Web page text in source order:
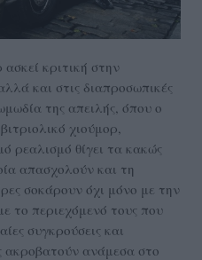
κριτική στην
και στις διαπροσωπικές
της απειλής, όπου ο
χιούμορ,
ρεαλισμό θίγει τα κακώς
απασχολούν και τη
σοκάρουν όχι μόνο με την
το περιεχόμενό τους που
συγκρούσεις και
ακροβατούν ανάμεσα στο